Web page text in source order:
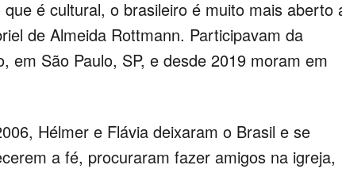
é cultural, o brasileiro é muito mais aberto
de Almeida Rottmann. Participavam da
em São Paulo, SP, e desde 2019 moram em
Hélmer e Flávia deixaram o Brasil e se
a fé, procuraram fazer amigos na igreja,